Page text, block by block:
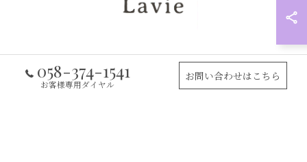
058-374-1541
お客様専用ダイヤル
お問い合わせはこちら
© 2026 岐阜県岐阜市の訪問看護なら訪問看護ステーション Lavie ALL RIGHTS